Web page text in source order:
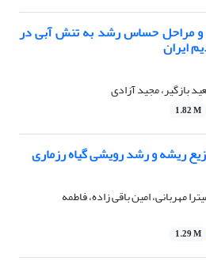
و مراحل حساس رشد به تنش آبی در
ایران
بازگیر، مجید آزادی
1.82 M
ریشه و رشد رویشی گیاه رزماری
مهربانی، امین باقی زاده، فاطمه
1.29 M